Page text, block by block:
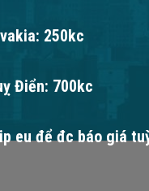
250kc
Điển: 700kc
eu để đc báo giá